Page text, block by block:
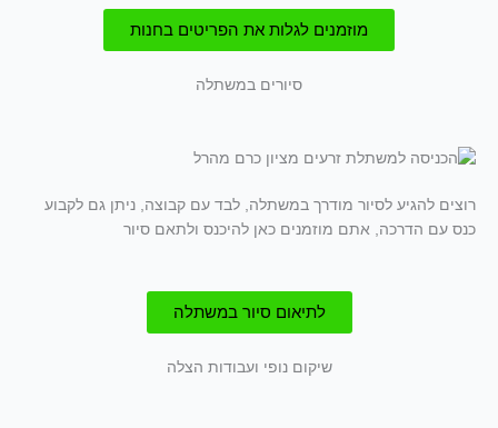
מוזמנים לגלות את הפריטים בחנות
סיורים במשתלה
רוצים להגיע לסיור מודרך במשתלה, לבד עם קבוצה, ניתן גם לקבוע
כנס עם הדרכה, אתם מוזמנים כאן להיכנס ולתאם סיור
לתיאום סיור במשתלה
שיקום נופי ועבודות הצלה